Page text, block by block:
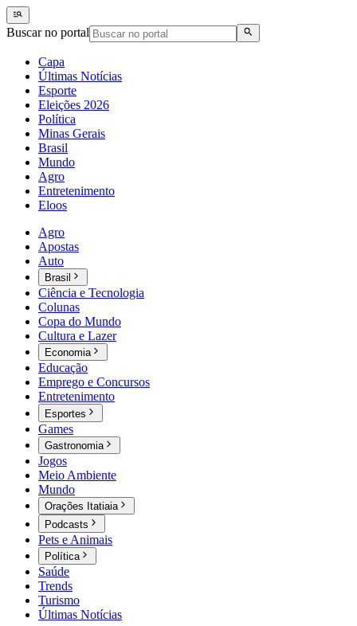
Buscar no portal
Capa
Últimas Notícias
Esporte
Eleições 2026
Política
Minas Gerais
Brasil
Mundo
Agro
Entretenimento
Eloos
Agro
Apostas
Auto
Brasil
Ciência e Tecnologia
Colunas
Copa do Mundo
Cultura e Lazer
Economia
Educação
Emprego e Concursos
Entretenimento
Esportes
Games
Gastronomia
Jogos
Meio Ambiente
Mundo
Orações Itatiaia
Podcasts
Pets e Animais
Política
Saúde
Trends
Turismo
Últimas Notícias